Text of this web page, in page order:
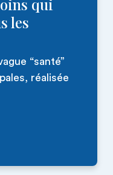
qui
les
“santé”
réalisée